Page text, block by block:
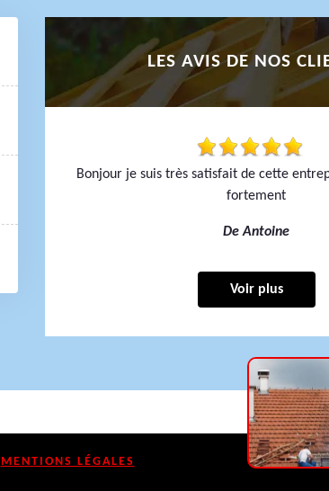
LES AVIS DE NOS
Bonjour je suis très satisfait de cette
fortement
De Antoine
Voir plus
MENTIONS LÉGALES